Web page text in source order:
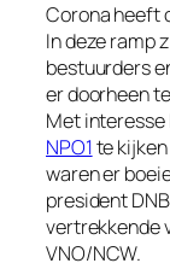
Corona heeft
In deze ramp
bestuurders
er doorheen
Met interesse
NPO1te
waren er
president
vertrekkende
VNO/NCW.